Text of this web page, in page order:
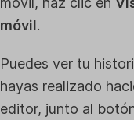
móvil.
Puedes ver tu
hayas realizado
editor, junto al